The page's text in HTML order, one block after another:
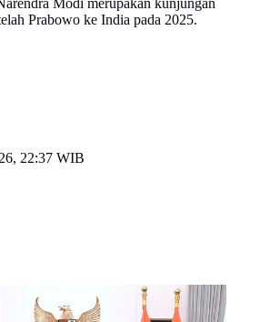
Modi merupakan kunjungan
Prabowo ke India pada 2025.
22:37 WIB